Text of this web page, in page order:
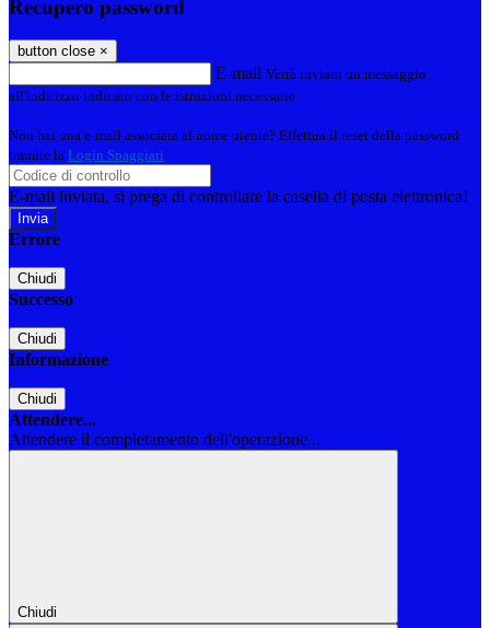
Recupero password
button close ×
E-mail Verrà inviato un messaggio
all'indirizzo indicato con le istruzioni necessarie.
Non hai una e-mail associata al nome utente? Effettua il reset della password
tramite la Login Spaggiari
E-mail inviata, si prega di controllare la casella di posta elettronica!
Errore
Chiudi
Successo
Chiudi
Informazione
Chiudi
Attendere...
Attendere il completamento dell'operazione...
Chiudi